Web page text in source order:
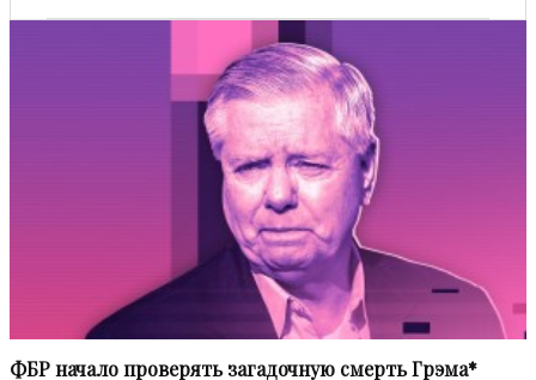
ФБР начало проверять загадочную смерть Грэма*